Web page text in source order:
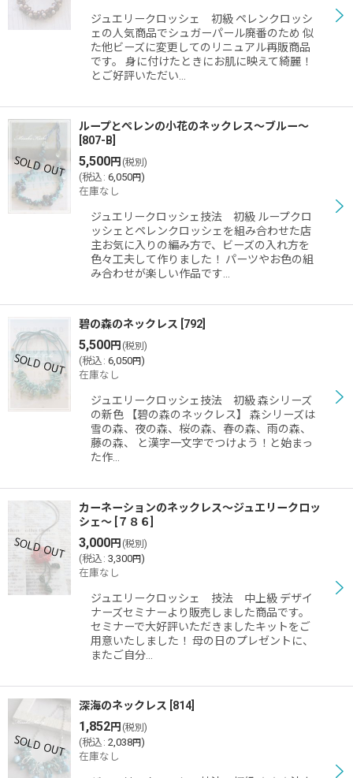
ジュエリークロッシェ 初級 ペレンクロッシ
ェの人気商品でシュガーパール廃番のため 似
た他ビーズに変更してのリニュアル再販商品
です。 身に付けたときにお肌に映えて綺麗！
とご好評いただい…
ループとぺレンの小花のネックレス〜ブルー〜
807-B
5,500円 (税別)
(税込 : 6,050円)
在庫なし
ジュエリークロッシェ技法 初級 ループクロ
ッシェとペレンクロッシェを組み合わせた店
主お気に入りの編み方で、ビーズの入れ方を
色々工夫して作りました！ パーツやお色の組
み合わせが楽しい作品です…
碧の森のネックレス 792
5,500円 (税別)
(税込 : 6,050円)
在庫なし
ジュエリークロッシェ技法 初級 森シリーズ
の新色 【碧の森のネックレス】 森シリーズは
雪の森、夜の森、桜の森、春の森、雨の森、
藤の森、 と漢字一文字でつけよう！と始まっ
た作…
カーネーションのネックレス〜ジュエリークロッ
シェ〜
７８６
3,000円 (税別)
(税込 : 3,300円)
在庫なし
ジュエリークロッシェ 技法 中上級 デザイ
ナーズセミナーより販売しました商品です。
セミナーで大好評いただきましたキットをご
用意いたしました！ 母の日のプレゼントに、
またご自分…
深海のネックレス 814
1,852円 (税別)
(税込 : 2,038円)
在庫なし